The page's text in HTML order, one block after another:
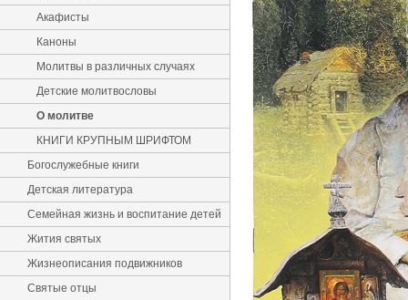
Акафисты
Каноны
Молитвы в различных случаях
Детские молитвословы
О молитве
КНИГИ КРУПНЫМ ШРИФТОМ
Богослужебные книги
Детская литература
Семейная жизнь и воспитание детей
Жития святых
Жизнеописания подвижников
Святые отцы